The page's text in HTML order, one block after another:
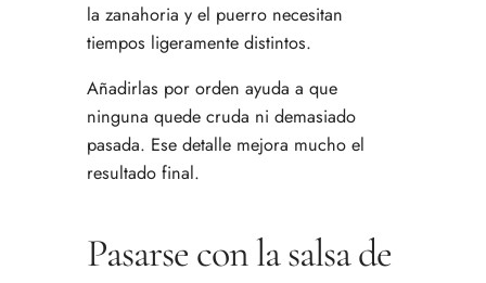
la zanahoria y el puerro necesitan
tiempos ligeramente distintos.
Añadirlas por orden ayuda a que
ninguna quede cruda ni demasiado
pasada. Ese detalle mejora mucho el
resultado final.
Pasarse con la salsa de